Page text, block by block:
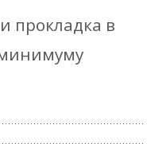
прокладка в